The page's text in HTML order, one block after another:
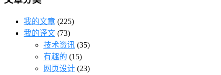
我的文章 (225)
我的译文 (73)
技术资讯 (35)
有趣的 (15)
网页设计 (23)